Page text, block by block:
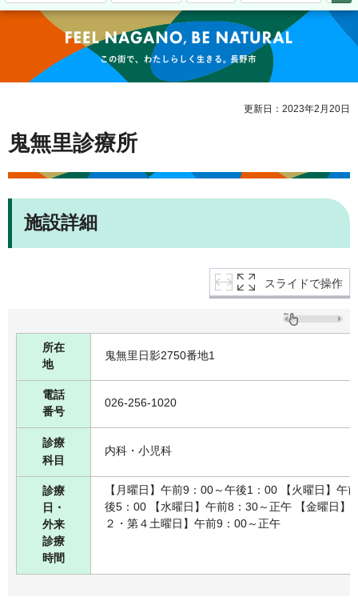
この街で、わたしらしく生きる。長野市
更新日：2023年2月20日
鬼無里診療所
施設詳細
スライドで操作
所在
地
鬼無里日影2750番地1
電話
番号
026-256-1020
診療
科目
内科・小児科
診療
日・
外来
診療
時間
【月曜日】午前9：00～午後1：00 【火曜日】午
後5：00 【水曜日】午前8：30～正午 【金曜日】
２・第４土曜日】午前9：00～正午